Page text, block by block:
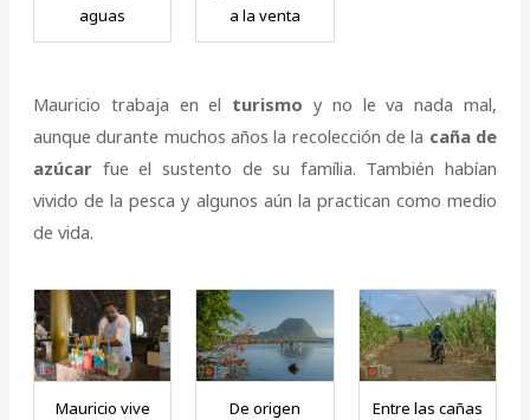
aguas
a la venta
Mauricio trabaja en el turismo y no le va nada mal,
aunque durante muchos años la recolección de la caña de
azúcarfue el sustento de su família. También habían
vivido de la pesca y algunos aún la practican como medio
de vida.
Mauricio vive
De origen
Entre las cañas